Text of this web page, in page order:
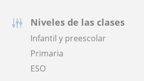
Niveles de las clases
Infantil y preescolar
Primaria
ESO